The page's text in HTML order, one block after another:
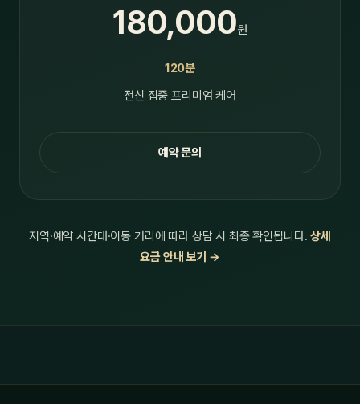
180,000원
120분
전신 집중 프리미엄 케어
예약 문의
지역·예약 시간대·이동 거리에 따라 상담 시 최종 확인됩니다.상세
요금 안내 보기 →